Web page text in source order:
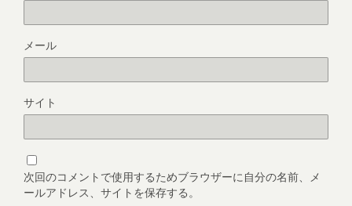
メール
サイト
次回のコメントで使用するためブラウザーに自分の名前、メ
ールアドレス、サイトを保存する。